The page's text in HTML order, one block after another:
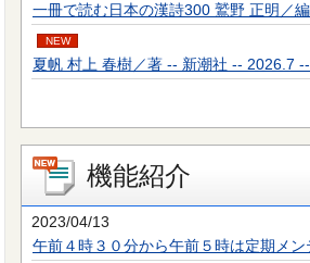
一冊で読む日本の漢詩300 鷲野 正明／
NEW
夏帆 村上 春樹／著 -- 新潮社 -- 2026.7
機能紹介
2023/04/13
午前４時３０分から午前５時は定期メ